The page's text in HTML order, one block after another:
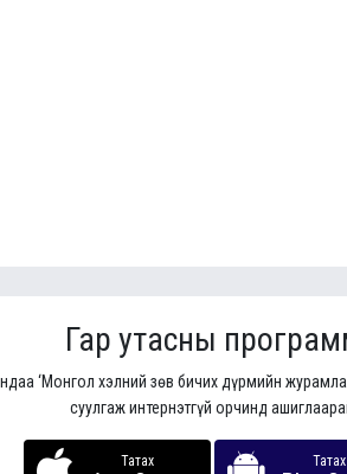
Гар утасны
‘Монгол хэлний зөв бичих дүрмийн
суулгаж интернэтгүй орчинд
Татах Татах